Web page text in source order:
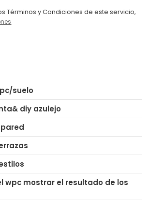
Términos y Condiciones de este servicio,
suelo
diy azulejo
wpc mostrar el resultado de los